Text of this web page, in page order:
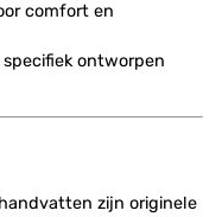
comfort en
specifiek ontworpen
zijn originele